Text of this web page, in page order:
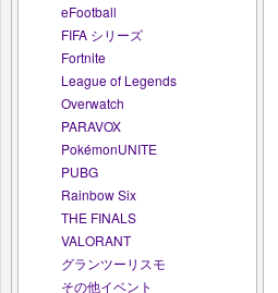
eFootball
FIFA シリーズ
Fortnite
League of Legends
Overwatch
PARAVOX
PokémonUNITE
PUBG
Rainbow Six
THE FINALS
VALORANT
グランツーリスモ
その他イベント